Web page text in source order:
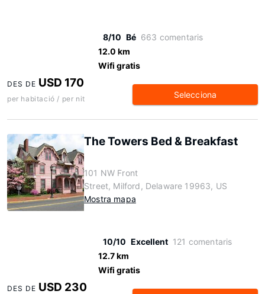
8/10 Bé 663 comentaris
12.0 km
Wifi gratis
DES DE USD 170
per habitació / per nit Selecciona
The Towers Bed & Breakfast
101 NW Front
Street, Milford, Delaware 19963, US
Mostra mapa
10/10 Excellent 121 comentaris
12.7 km
Wifi gratis
DES DE USD 230